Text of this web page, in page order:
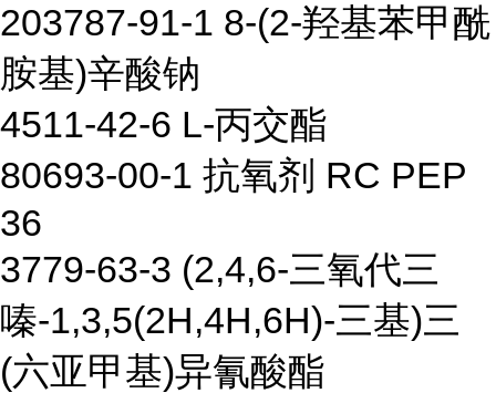
203787-91-1 8-(2-羟基苯甲酰
胺基)辛酸钠
4511-42-6 L-丙交酯
80693-00-1 抗氧剂 RC PEP
36
3779-63-3 (2,4,6-三氧代三
嗪-1,3,5(2H,4H,6H)-三基)三
(六亚甲基)异氰酸酯